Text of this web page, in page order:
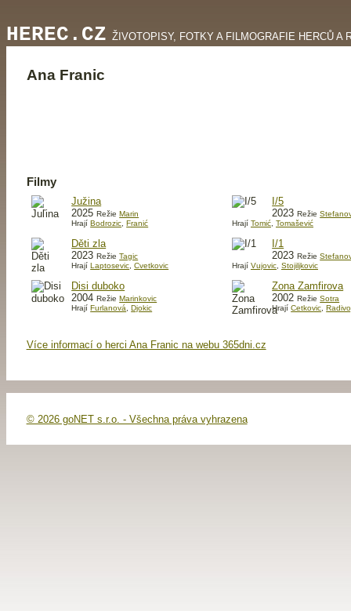
HEREC.CZ ŽIVOTOPISY, FOTKY A FILMOGRAFIE HERCŮ A
Ana Franic
Filmy
Južina
2025RežieMarin
HrajíBodrozic ,Franić
I/5
2023Režie
Hrají Tomić, Tomašević
Děti zla
2023RežieTagic
HrajíLaptosevic ,Cvetkovic
I/1
2023Režie
Hrají Vujovic, Stojiljkovic
Disi duboko
2004RežieMarinkovic
HrajíFurlanová ,Djokic
Zona Zamfirova
2002RežieSotra
HrajíCetkovic ,
Více informací o herci Ana Franic na webu 365dni.cz
© 2026 goNET s.r.o. - Všechna práva vyhrazena